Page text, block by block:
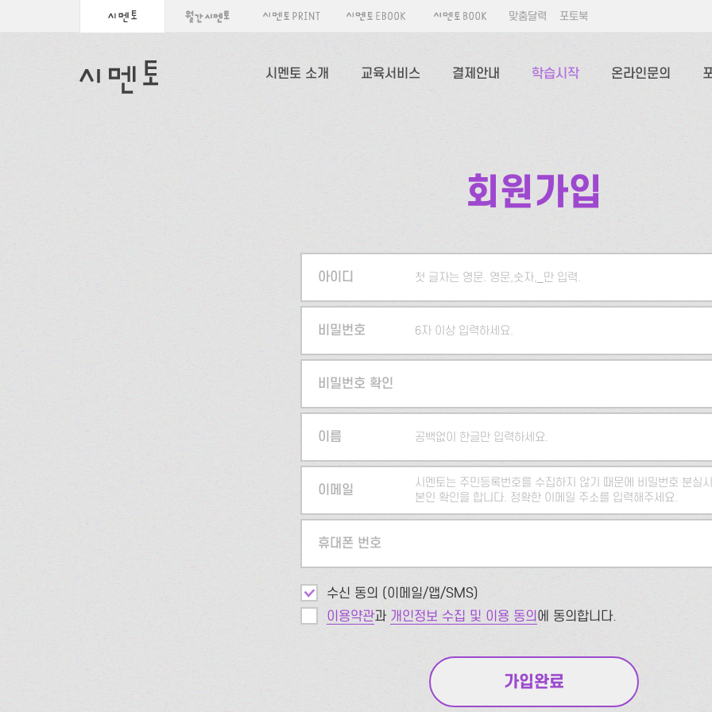
맞춤달력 포토북
시멘토 소개 교육서비스 결제안내 학습시작 온라인문의
회원가입
아이디 첫 글자는 영문. 영문,숫자,_만 입력.
5자 이상 입력하세요.
비밀번호 6자 이상 입력하세요.
비밀번호 확인
이름 공백없이 한글만 입력하세요.
이메일
시멘토는 주민등록번호를 수집하지 않기 때문에 비밀번호 분실
본인 확인을 합니다. 정확한 이메일 주소를 입력해주세요.
휴대폰 번호
수신 동의 (이메일/앱/SMS)
이용약관과 개인정보 수집 및 이용 동의에 동의합니다.